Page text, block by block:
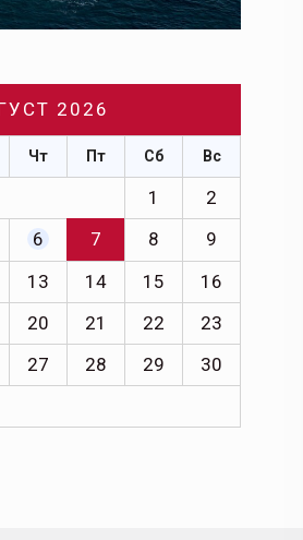
2026
Чт Пт Сб Вс
1
2
6 7 8
9
13 14 15
16
20 21 22
23
27 28 29
30